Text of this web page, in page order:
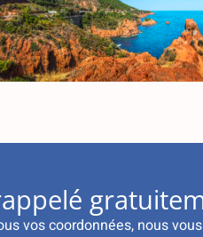
vos coordonnées, nous